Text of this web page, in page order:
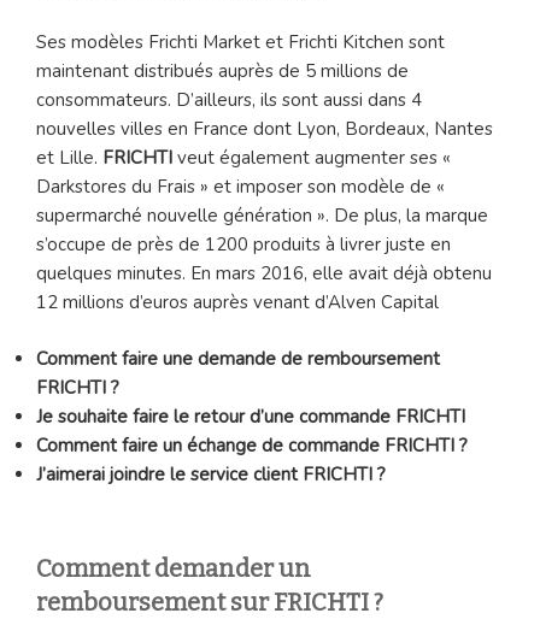
Ses modèles Frichti Market et Frichti Kitchen sont
maintenant distribués auprès de 5 millions de
consommateurs. D’ailleurs, ils sont aussi dans 4
nouvelles villes en France dont Lyon, Bordeaux, Nantes
et Lille. FRICHTI veut également augmenter ses «
Darkstores du Frais » et imposer son modèle de «
supermarché nouvelle génération ». De plus, la marque
s’occupe de près de 1200 produits à livrer juste en
quelques minutes. En mars 2016, elle avait déjà obtenu
12 millions d’euros auprès venant d’Alven Capital
Comment faire une demande de remboursement
FRICHTI ?
Je souhaite faire le retour d’une commande FRICHTI
Comment faire un échange de commande FRICHTI ?
J’aimerai joindre le service client FRICHTI ?
Comment demander un
remboursement sur FRICHTI ?